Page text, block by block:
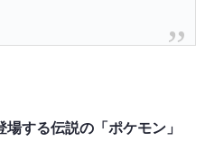
する伝説の「ポケモン」